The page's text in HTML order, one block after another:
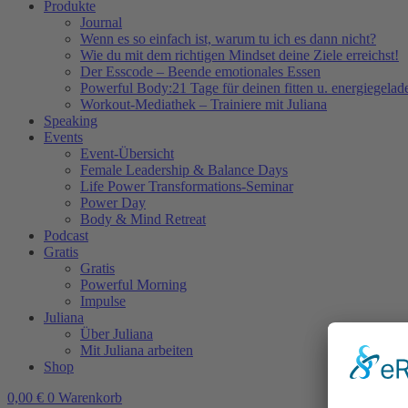
Produkte
Journal
Wenn es so einfach ist, warum tu ich es dann nicht?
Wie du mit dem richtigen Mindset deine Ziele erreichst!
Der Esscode – Beende emotionales Essen
Powerful Body:21 Tage für deinen fitten u.
Workout-Mediathek – Trainiere mit Juliana
Speaking
Events
Event-Übersicht
Female Leadership & Balance Days
Life Power Transformations-Seminar
Power Day
Body & Mind Retreat
Podcast
Gratis
Gratis
Powerful Morning
Impulse
Juliana
Über Juliana
Mit Juliana arbeiten
Shop
0,00 € 0 Warenkorb